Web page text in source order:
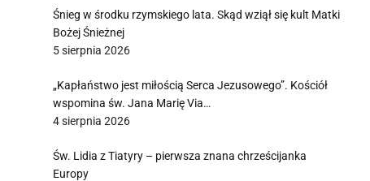
Śnieg w środku rzymskiego lata. Skąd wziął się kult Matki
Bożej Śnieżnej
5 sierpnia 2026
„Kapłaństwo jest miłością Serca Jezusowego”. Kościół
wspomina św. Jana Marię Via…
4 sierpnia 2026
Św. Lidia z Tiatyry – pierwsza znana chrześcijanka
Europy